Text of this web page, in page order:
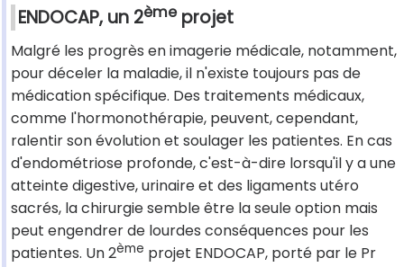
ENDOCAP, un 2èmeprojet
Malgré les progrès en imagerie médicale, notamment,
pour déceler la maladie, il n'existe toujours pas de
médication spécifique. Des traitements médicaux,
comme l'hormonothérapie, peuvent, cependant,
ralentir son évolution et soulager les patientes. En cas
d'endométriose profonde, c'est-à-dire lorsqu'il y a une
atteinte digestive, urinaire et des ligaments utéro
sacrés, la chirurgie semble être la seule option mais
peut engendrer de lourdes conséquences pour les
patientes. Un 2ème projet ENDOCAP, porté par le Pr